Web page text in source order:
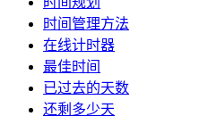
时间管理方法
在线计时器
最佳时间
已过去的天数
还剩多少天